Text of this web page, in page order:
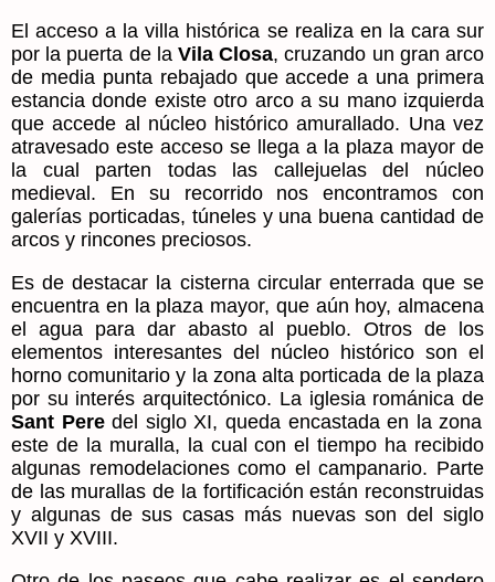
El acceso a la villa histórica se realiza en la cara sur
por la puerta de la Vila Closa, cruzando un gran arco
de media punta rebajado que accede a una primera
estancia donde existe otro arco a su mano izquierda
que accede al núcleo histórico amurallado. Una vez
atravesado este acceso se llega a la plaza mayor de
la cual parten todas las callejuelas del núcleo
medieval. En su recorrido nos encontramos con
galerías porticadas, túneles y una buena cantidad de
arcos y rincones preciosos.
Es de destacar la cisterna circular enterrada que se
encuentra en la plaza mayor, que aún hoy, almacena
el agua para dar abasto al pueblo. Otros de los
elementos interesantes del núcleo histórico son el
horno comunitario y la zona alta porticada de la plaza
por su interés arquitectónico. La iglesia románica de
Sant Peredel siglo XI, queda encastada en la zona
este de la muralla, la cual con el tiempo ha recibido
algunas remodelaciones como el campanario. Parte
de las murallas de la fortificación están reconstruidas
y algunas de sus casas más nuevas son del siglo
XVII y XVIII.